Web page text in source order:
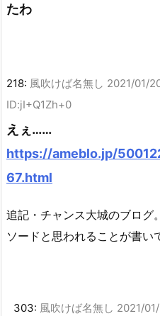
たわ
218: 風吹けば名無し 2021/01/
ID:jI+Q1Zh+0
えぇ……
https://ameblo.jp/
67.html
追記・チャンス大城のブログ
ソードと思われることが書い
303: 風吹けば名無し 2021/